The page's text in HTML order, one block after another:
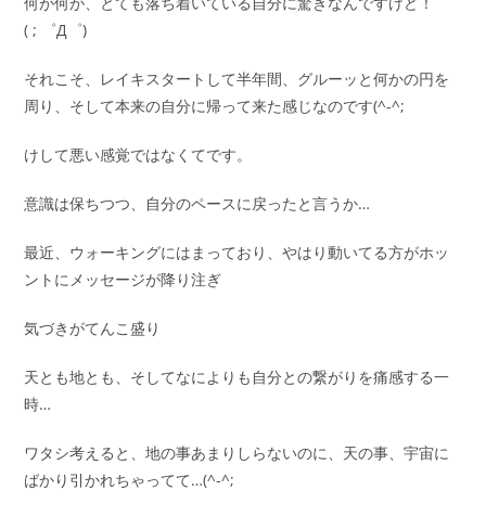
( ; ゜Д゜)
それこそ、レイキスタートして半年間、グルーッと何かの円を
周り、そして本来の自分に帰って来た感じなのです(^-^;
けして悪い感覚ではなくてです。
意識は保ちつつ、自分のペースに戻ったと言うか…
最近、ウォーキングにはまっており、やはり動いてる方がホッ
ントにメッセージが降り注ぎ
気づきがてんこ盛り
天とも地とも、そしてなによりも自分との繋がりを痛感する一
時…
ワタシ考えると、地の事あまりしらないのに、天の事、宇宙に
ばかり引かれちゃってて…(^-^;